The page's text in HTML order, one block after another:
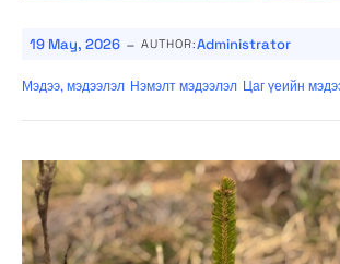
19 May, 2026 - AUTHOR:Administrator
Мэдээ, мэдээлэл Нэмэлт мэдээлэл Цаг үеийн